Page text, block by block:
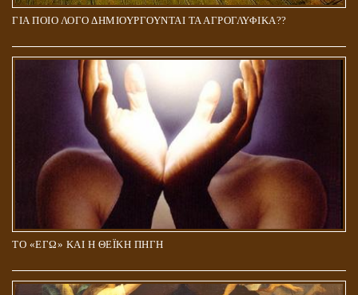
ΓΙΑ ΠΟΙΟ ΛΟΓΟ ΔΗΜΙΟΥΡΓΟΥΝΤΑΙ ΤΑ ΑΓΡΟΓΛΥΦΙΚΑ??
ΤΟ «ΕΓΩ» ΚΑΙ Η ΘΕΪΚΗ ΠΗΓΗ